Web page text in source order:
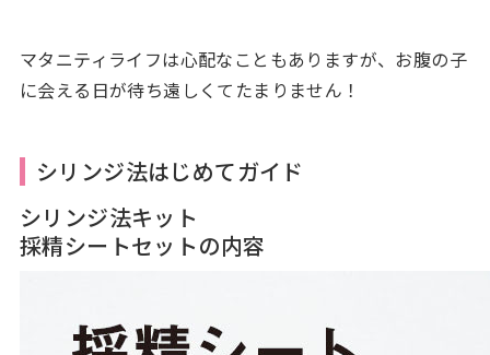
マタニティライフは心配なこともありますが、お腹の子
に会える日が待ち遠しくてたまりません！
シリンジ法はじめてガイド
シリンジ法キット
採精シートセットの内容